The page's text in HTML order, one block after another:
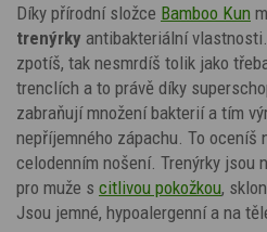
Díky přírodní složce Bamboo Kun
trenýrky antibakteriální
zpotíš, tak nesmrdíš tolik jako
trenclích a to právě díky
zabraňují množení bakterií a tím
nepříjemného zápachu. To oceníš
celodenním nošení. Trenýrky jsou
pro muže s citlivou pokožkou,
Jsou jemné, hypoalergenní a na